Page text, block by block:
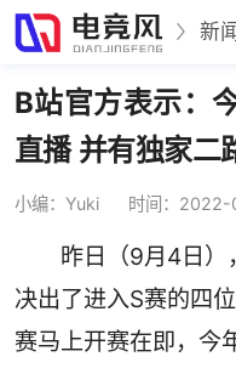
新闻
B站官方表示：
直播 并有独家二
小编：Yuki 时间：
昨日（9月4日）
决出了进入S赛的四
赛马上开赛在即，今